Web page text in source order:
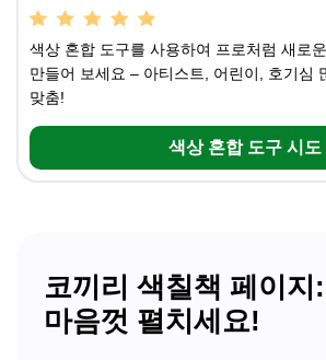
색상 혼합 도구를 사용하여 프로처럼 새로
만들어 보세요 – 아티스트, 어린이, 호기심
맞춤!
색상 혼합 도구 시도
코끼리 색칠책 페이지
마음껏 펼치세요!